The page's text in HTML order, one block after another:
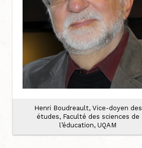
Henri Boudreault, Vice-doyen des
études, Faculté des sciences de
l’éducation, UQAM